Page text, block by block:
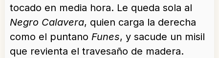
tocado en media hora. Le queda sola al
Negro Calavera, quien carga la derecha
como el puntano Funes, y sacude un misil
que revienta el travesaño de madera.